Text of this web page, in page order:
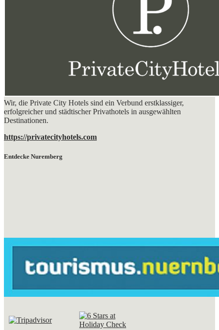
Wir, die Private City Hotels sind ein Verbund erstklassiger,
erfolgreicher und städtischer Privathotels in ausgewählten
Destinationen.
https://privatecityhotels.com
Entdecke Nuremberg